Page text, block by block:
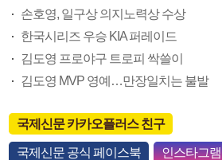
손호영, 일구상 의지노력상 수상
한국시리즈 우승 KIA 퍼레이드
김도영 프로야구 트로피 싹쓸이
김도영 MVP 영예…만장일치는 불발
국제신문 카카오플러스 친구
국제신문 공식 페이스북 인스타그램